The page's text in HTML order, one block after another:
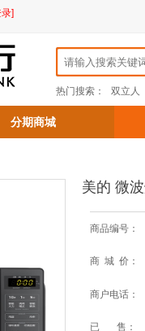
]
热门搜索： 双立人
分期商城
美的 微
商品编号：
商 城 价：
商户电话：
已 售：